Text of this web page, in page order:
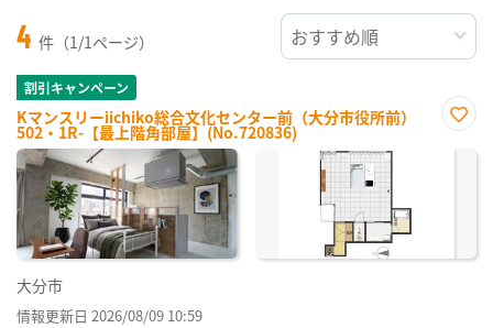
4 件（1/1ページ）
割引キャンペーン
Kマンスリーiichiko総合文化センター前（大分市役所前）
502・1R-【最上階角部屋】(No.720836)
に入
大分市
情報更新日 2026/08/09 10:59